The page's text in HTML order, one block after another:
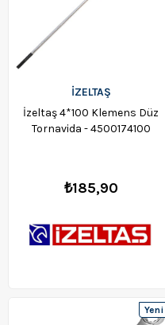
İZELTAŞ
İzeltaş 4*100 Klemens Düz
Tornavida - 4500174100
₺185,90
Yeni